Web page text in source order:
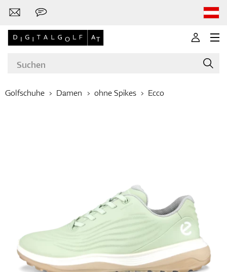
Bekleidung
Handschuhe
Golfschuhe Damen ohne Spikes Ecco